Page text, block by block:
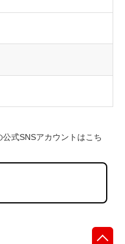
式SNSアカウントはこち